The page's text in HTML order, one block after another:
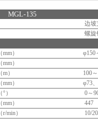
MGL-135
边坡
螺旋
（mm）
φ150
（mm）
（m）
100
（mm）
φ73
（°）
0～
（mm）
447
（r/min）
10/